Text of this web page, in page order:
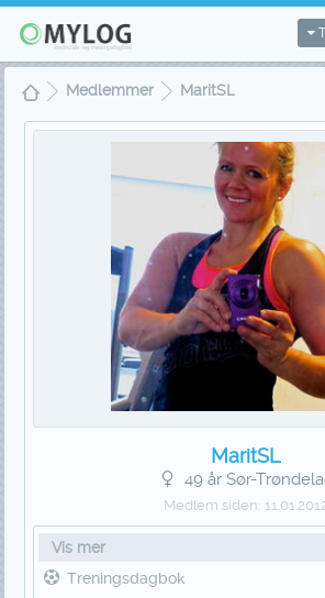
Medlemmer MaritSL
MaritSL
49 år Sør-
Medlem siden:
Vis mer
Treningsdagbok